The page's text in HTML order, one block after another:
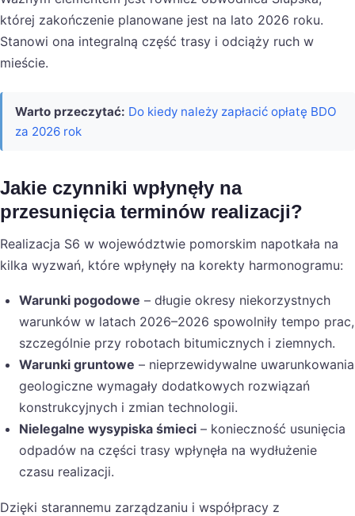
której zakończenie planowane jest na lato 2026 roku.
Stanowi ona integralną część trasy i odciąży ruch w
mieście.
Warto przeczytać: Do kiedy należy zapłacić opłatę BDO
za 2026 rok
Jakie czynniki wpłynęły na
przesunięcia terminów realizacji?
Realizacja S6 w województwie pomorskim napotkała na
kilka wyzwań, które wpłynęły na korekty harmonogramu:
Warunki pogodowe – długie okresy niekorzystnych
warunków w latach 2026–2026 spowolniły tempo prac,
szczególnie przy robotach bitumicznych i ziemnych.
Warunki gruntowe – nieprzewidywalne uwarunkowania
geologiczne wymagały dodatkowych rozwiązań
konstrukcyjnych i zmian technologii.
Nielegalne wysypiska śmieci – konieczność usunięcia
odpadów na części trasy wpłynęła na wydłużenie
czasu realizacji.
Dzięki starannemu zarządzaniu i współpracy z